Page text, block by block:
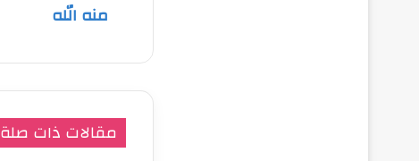
منه الله
مقالات ذات صلة